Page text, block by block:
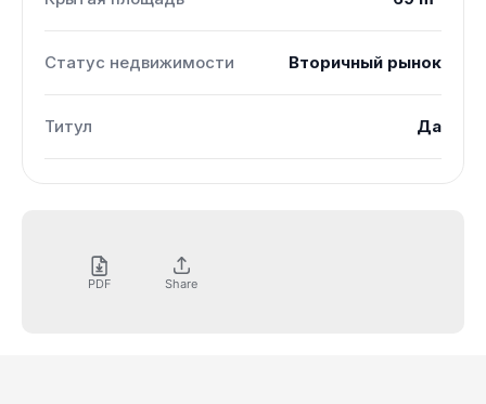
Статус недвижимости Вторичный рынок
Титул Да
PDF Share